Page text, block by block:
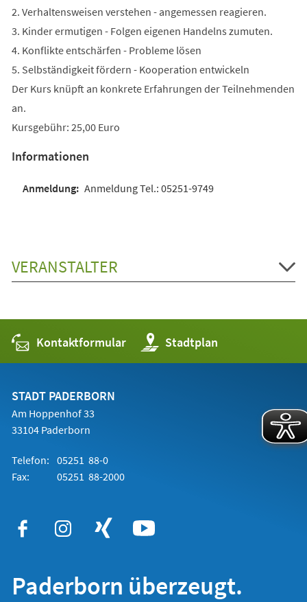
2. Verhaltensweisen verstehen - angemessen reagieren.
3. Kinder ermutigen - Folgen eigenen Handelns zumuten.
4. Konflikte entschärfen - Probleme lösen
5. Selbständigkeit fördern - Kooperation entwickeln
Der Kurs knüpft an konkrete Erfahrungen der Teilnehmenden
an.
Kursgebühr: 25,00 Euro
Informationen
Anmeldung Tel.: 05251-9749
VERANSTALTER
Kontaktformular Stadtplan
(Öffnet
in
einem
STADT PADERBORN
Am Hoppenhof 33
33104 Paderborn
Telefon: 05251 88-0
Fax:
05251 88-2000
Paderborn überzeugt.